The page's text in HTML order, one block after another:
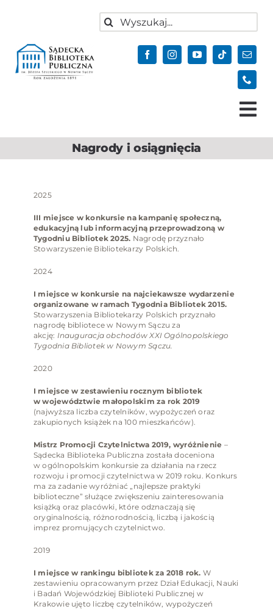
Szukaj
Aktualności
Kontakt
Do pobrania
Nagrody i osiągnięcia
2025
III miejsce w konkursie na kampanię społeczną,
edukacyjną lub informacyjną przeprowadzoną w
Tygodniu Bibliotek 2025. Nagrodę przyznało
Stowarzyszenie Bibliotekarzy Polskich.
2024
I miejsce w konkursie na najciekawsze wydarzenie
organizowane w ramach Tygodnia Bibliotek 2015.
Stowarzyszenia Bibliotekarzy Polskich przyznało
nagrodę bibliotece w Nowym Sączu za
akcję: Inauguracja obchodów XXI Ogólnopolskiego
Tygodnia Bibliotek w Nowym Sączu.
2020
I miejsce w zestawieniu rocznym bibliotek
w województwie małopolskim za rok 2019
(najwyższa liczba czytelników, wypożyczeń oraz
zakupionych książek na 100 mieszkańców).
Mistrz Promocji Czytelnictwa 2019, wyróżnienie –
Sądecka Biblioteka Publiczna została doceniona
w ogólnopolskim konkursie za działania na rzecz
rozwoju i promocji czytelnictwa w 2019 roku. Konkurs
ma za zadanie wyróżniać „najlepsze praktyki
biblioteczne” służące zwiększeniu zainteresowania
książką oraz placówki, które odznaczają się
oryginalnością, różnorodnością, liczbą i jakością
imprez promujących czytelnictwo.
2019
I miejsce w rankingu bibliotek za 2018 rok. W
zestawieniu opracowanym przez Dział Edukacji, Nauki
i Badań Wojewódzkiej Biblioteki Publicznej w
Krakowie ujęto liczbę czytelników, wypożyczeń